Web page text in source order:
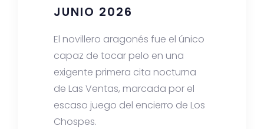
JUNIO 2026
El novillero aragonés fue el único
capaz de tocar pelo en una
exigente primera cita nocturna
de Las Ventas, marcada por el
escaso juego del encierro de Los
Chospes.